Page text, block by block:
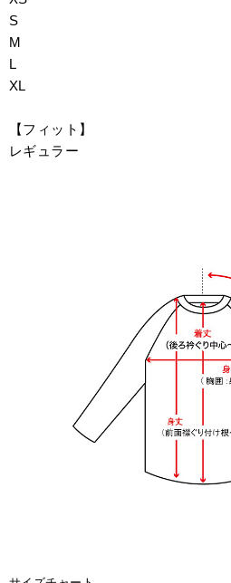
S
M
L
XL
【フィット】
レギュラー